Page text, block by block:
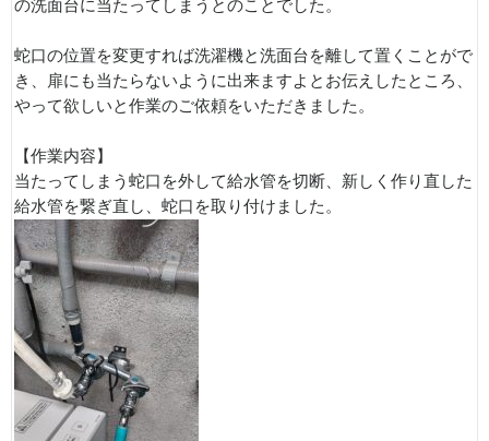
の洗面台に当たってしまうとのことでした。
蛇口の位置を変更すれば洗濯機と洗面台を離して置くことがで
き、扉にも当たらないように出来ますよとお伝えしたところ、
やって欲しいと作業のご依頼をいただきました。
【作業内容】
当たってしまう蛇口を外して給水管を切断、新しく作り直した
給水管を繋ぎ直し、蛇口を取り付けました。